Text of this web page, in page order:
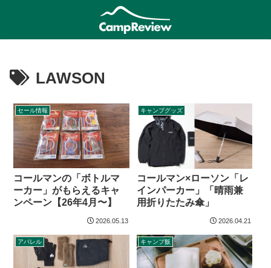
LAWSON
セール情報
コールマンの「ボトルマ
ーカー」がもらえるキャ
ンペーン【26年4月〜】
2026.05.13
キャンプグッズ
コールマン×ローソン「レ
インパーカー」「晴雨兼
用折りたたみ傘」
2026.04.21
アパレル キャンプ飯